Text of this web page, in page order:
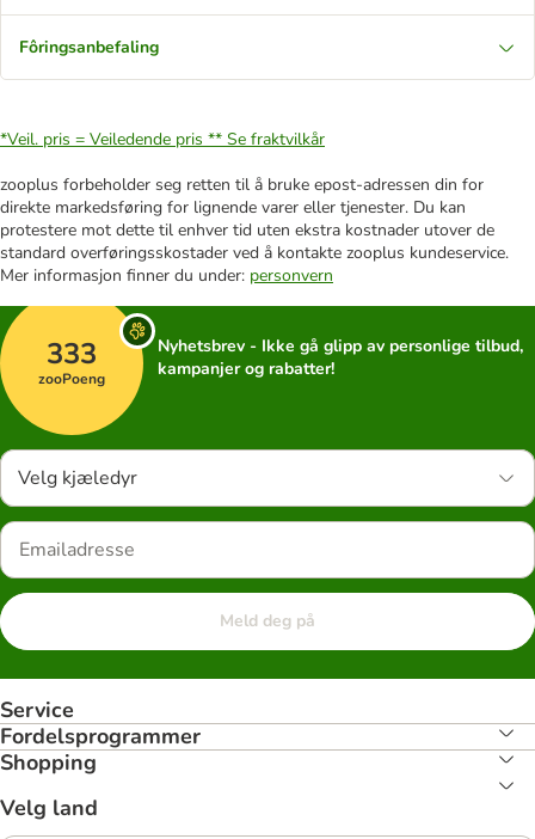
Fôringsanbefaling
*Veil. pris = Veiledende pris ** Se fraktvilkår
zooplus forbeholder seg retten til å bruke epost-adressen din for
direkte markedsføring for lignende varer eller tjenester. Du kan
protestere mot dette til enhver tid uten ekstra kostnader utover de
standard overføringsskostader ved å kontakte zooplus kundeservice.
Mer informasjon finner du under: personvern
333
zooPoeng
Nyhetsbrev - Ikke gå glipp av personlige tilbud,
kampanjer og rabatter!
Velg kjæledyr
Meld deg på
Service
Fordelsprogrammer
Shopping
Velg land